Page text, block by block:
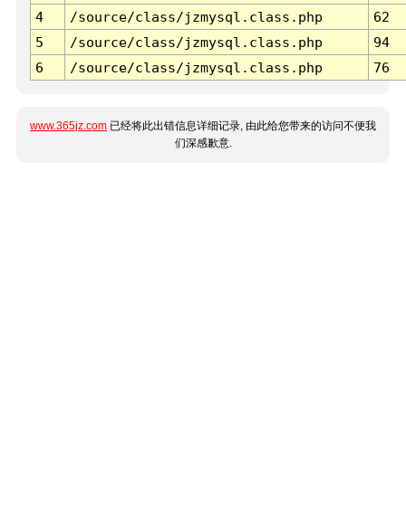
4
/source/class/jzmysql.class.php
62
5
/source/class/jzmysql.class.php
94
6
/source/class/jzmysql.class.php 76
www.365jz.com 已经将此出错信息详细记录, 由此给您带来的访问不便我
们深感歉意.